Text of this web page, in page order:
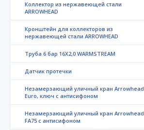
Коллектор из нержавеющей стали
ARROWHEAD
Кронштейн для коллекторов из
нержавеющей стали ARROWHEAD
Труба 6 бар 16X2,0 WARMSTREAM
Датчик протечки
Незамерзающий уличный кран Arrowhead
Euro, ключ с антисифоном
Незамерзающий уличный кран Arrowhead
FA75 с антисифоном